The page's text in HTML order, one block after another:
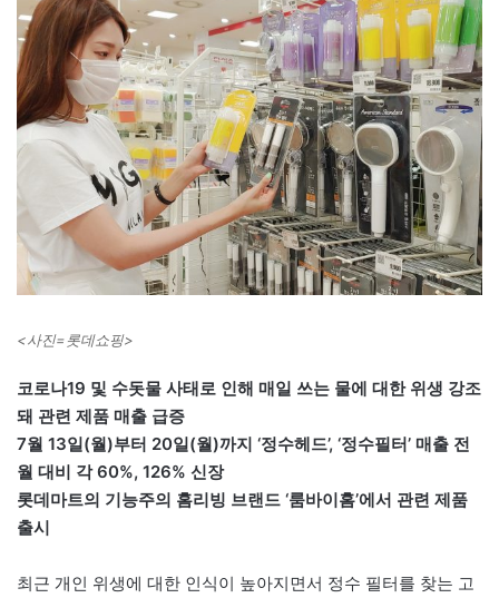
<사진=롯데쇼핑>
코로나19 및 수돗물 사태로 인해 매일 쓰는 물에 대한 위생 강조
돼 관련 제품 매출 급증
7월 13일(월)부터 20일(월)까지 ‘정수헤드’, ‘정수필터’ 매출 전
월 대비 각 60%, 126% 신장
롯데마트의 기능주의 홈리빙 브랜드 ‘룸바이홈’에서 관련 제품
출시
최근 개인 위생에 대한 인식이 높아지면서 정수 필터를 찾는 고